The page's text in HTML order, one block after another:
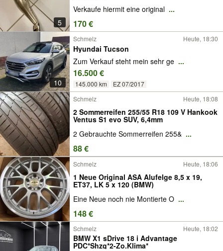
5
Verkaufe hiermit eine original ...
170 €
10
Schmelz Heute, 18:30
Hyundai Tucson
Zum Verkauf steht mein sehr ge ...
16.500 €
145.000 km
EZ 07/2017
Schmelz
Heute, 18:08
2 Sommerreifen 255/55 R18 109 V Hankook
Ventus S1 evo SUV, 6,4mm
2 Gebrauchte Sommerreifen 255& ...
88 €
Schmelz Heute, 18:06
1 Neue Original ASA Alufelge 8,5 x 19,
ET37, LK 5 x 120 (BMW)
Eine Neue noch nie Montierte O ...
148 €
Schmelz Heute, 18:02
BMW X1 sDrive 18 i Advantage
PDC*Shzg*2-Zo.Klima*